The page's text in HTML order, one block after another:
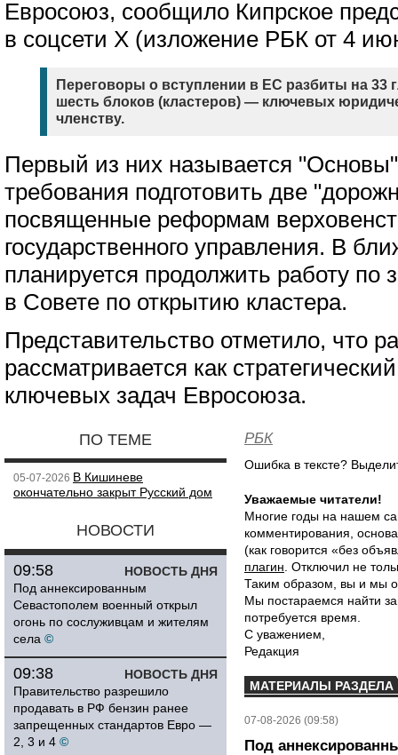
Евросоюз, сообщило Кипрское
в соцсети X (изложение РБК от 4
Переговоры о вступлении в ЕС разбиты на 33
шесть блоков (кластеров) — ключевых
членству.
Первый из них называется
требования подготовить две
посвященные реформам
государственного управления. В
планируется продолжить работу
в Совете по открытию кластера.
Представительство отметило, что
рассматривается как
ключевых задач Евросоюза.
ПО ТЕМЕ
05-07-2026 В Кишиневе
окончательно закрыт Русский дом
НОВОСТИ
НОВОСТЬ ДНЯ
09:58
Под аннексированным
Севастополем военный открыл
огонь по сослуживцам и жителям
села ©
НОВОСТЬ ДНЯ
09:38
Правительство разрешило
продавать в РФ бензин ранее
запрещенных стандартов Евро —
2, 3 и 4 ©
РБК
Ошибка в тексте?
Уважаемые читатели!
Многие годы на нашем
комментирования,
(как говорится «без
плагин . Отключил не
Таким образом, вы и мы
Мы постараемся найти
потребуется время.
С уважением,
Редакция
МАТЕРИАЛЫ РАЗДЕЛА
07-08-2026 (09:58)
Под